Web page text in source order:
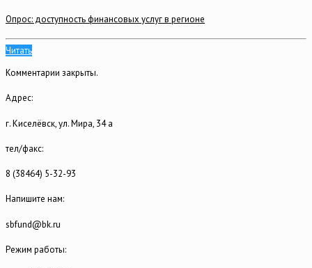
Опрос: доступность финансовых услуг в регионе
Читать
Комментарии закрыты.
Адрес:
г. Киселёвск, ул. Мира, 34 а
тел/факс:
8 (38464) 5-32-93
Напишите нам:
sbfund@bk.ru
Режим работы: